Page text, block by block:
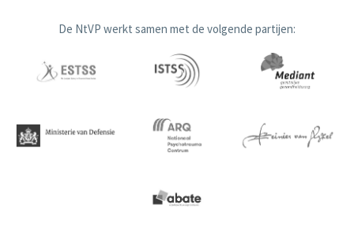
De NtVP werkt samen met de volgende partijen: